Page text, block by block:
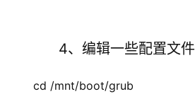
4、编辑一些配置文件
cd /mnt/boot/grub